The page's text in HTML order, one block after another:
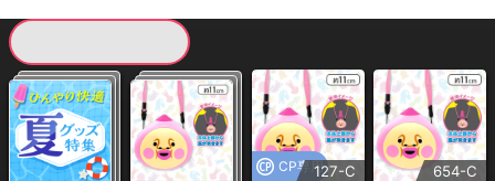
CP専用127-C 654-C